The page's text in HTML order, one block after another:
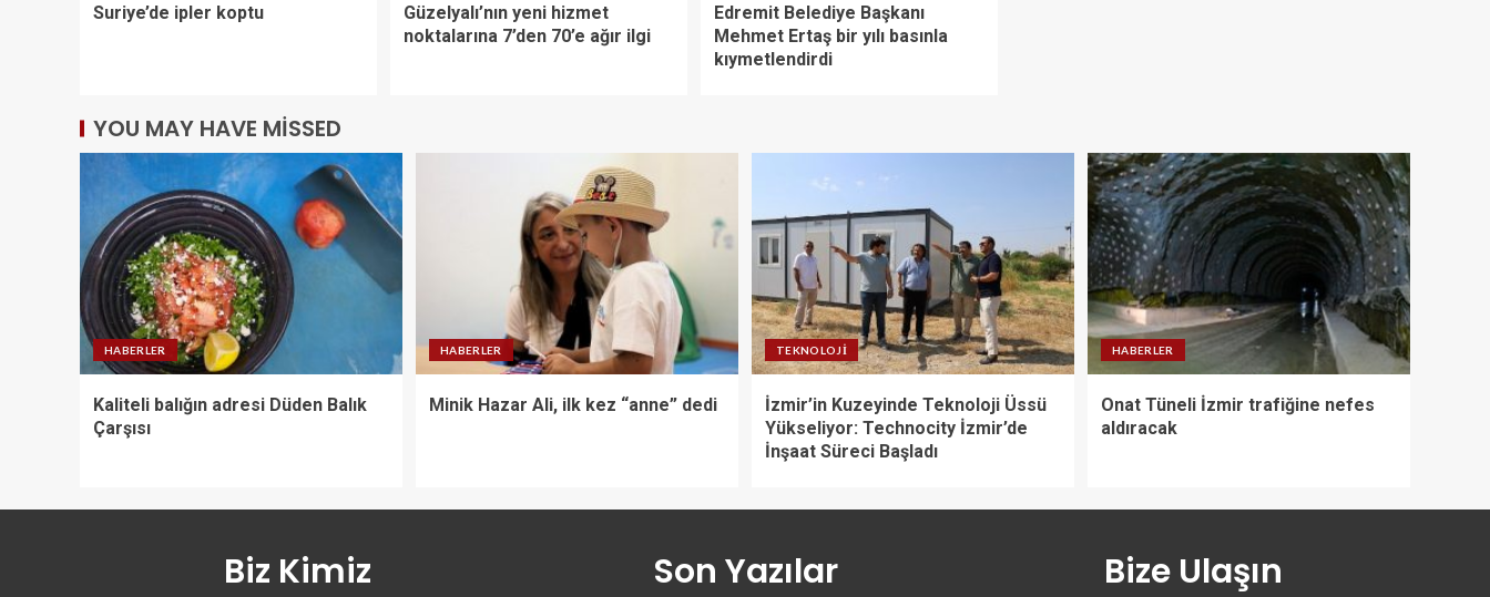
Suriye’de ipler koptu
Güzelyalı’nın yeni hizmet
noktalarına 7’den 70’e ağır ilgi
Edremit Belediye Başkanı
Mehmet Ertaş bir yılı basınla
kıymetlendirdi
YOU MAY HAVE MISSED
HABERLER
Kaliteli balığın adresi Düden Balık
Çarşısı
HABERLER
Minik Hazar Ali, ilk kez “anne” dedi
TEKNOLOJI
İzmir’in Kuzeyinde Teknoloji Üssü
Yükseliyor: Technocity İzmir’de
İnşaat Süreci Başladı
HABERLER
Onat Tüneli İzmir trafiğine nefes
aldıracak
Biz Kimiz Son Yazılar Bize Ulaşın